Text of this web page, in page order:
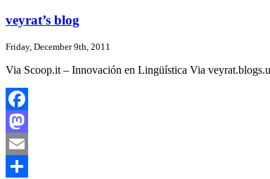
veyrat’s blog
Friday, December 9th, 2011
Via Scoop.it – Innovación en Lingüística Via
Facebook
Mastodon
Email